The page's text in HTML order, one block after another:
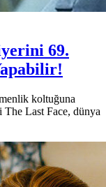
69.
koltuğuna
The Last Face, dünya